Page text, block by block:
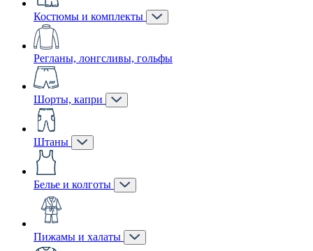
Костюмы и комплекты
Регланы, лонгсливы, гольфы
Шорты, капри
Штаны
Белье и колготы
Пижамы и халаты